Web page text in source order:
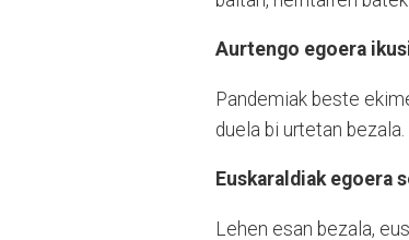
Aurtengo egoera
Pandemiak beste
duela bi urtetan
Euskaraldiak egoera
Lehen esan bezala,